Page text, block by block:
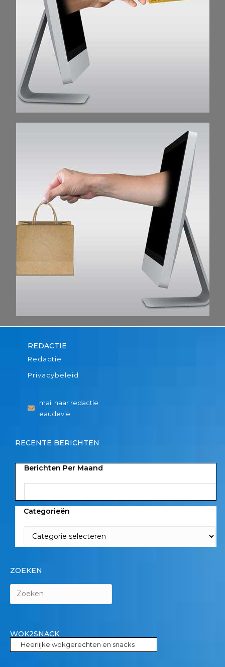
REDACTIE
Redactie
Privacybeleid
mail naar redactie
eaudevie
RECENTE BERICHTEN
Berichten Per Maand
Categorieën
ZOEKEN
WOK2SNACK
Heerlijke wokgerechten en snacks